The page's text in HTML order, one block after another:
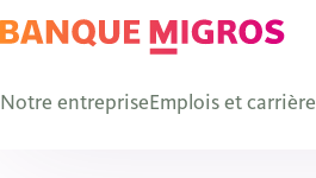
Notre entrepriseEmplois et carrière